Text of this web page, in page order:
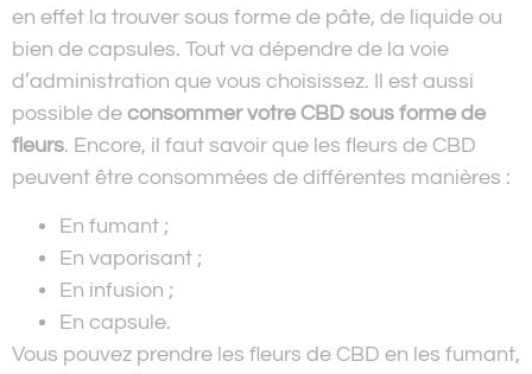
en effet la trouver sous forme de pâte, de liquide ou
bien de capsules. Tout va dépendre de la voie
d’administration que vous choisissez. Il est aussi
possible de consommer votre CBD sous forme de
fleurs. Encore, il faut savoir que les fleurs de CBD
peuvent être consommées de différentes manières :
En fumant ;
En vaporisant ;
En infusion ;
En capsule.
Vous pouvez prendre les fleurs de CBD en les fumant,